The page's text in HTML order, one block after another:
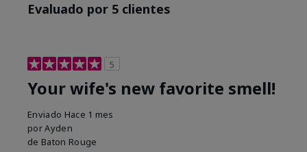
Evaluado por 5 clientes
5
Your wife's new favorite smell!
Enviado Hace 1 mes
porAyden
de Baton Rouge